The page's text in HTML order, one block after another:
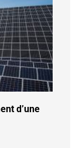
d’une